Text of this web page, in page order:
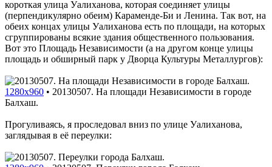
короткая улица Уалиханова, которая соединяет улицы
(перпендикулярно обеим) Караменде-Би и Ленина. Так вот, на
обеих концах улицы Уалиханова есть по площади, на которых
сгруппированы всякие здания общественного пользования.
Вот это Площадь Независимости (а на другом конце улицы
площадь и обширный парк у Дворца Культуры Металлургов):
1280x960 • 20130507. На площади Независимости в городе
Балхаш.
Прогуливаясь, я проследовал вниз по улице Уалиханова,
заглядывая в её переулки: